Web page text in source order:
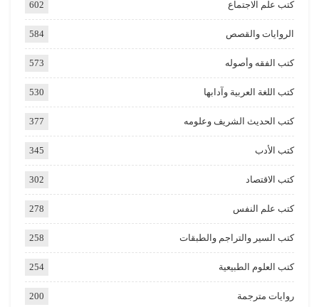
كتب علم الاجتماع 602
الروايات والقصص 584
كتب الفقه وأصوله 573
كتب اللغة العربية وآدابها 530
كتب الحديث الشريف وعلومه 377
كتب الأدب 345
كتب الاقتصاد 302
كتب علم النفس 278
كتب السير والتراجم والطبقات 258
كتب العلوم الطبيعية 254
روايات مترجمة 200